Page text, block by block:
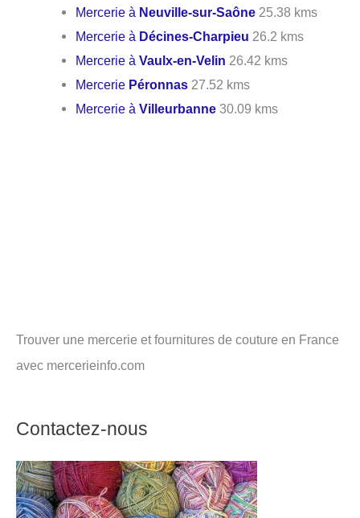
Mercerie à Neuville-sur-Saône 25.38 kms
Mercerie à Décines-Charpieu 26.2 kms
Mercerie àVaulx-en-Velin 26.42 kms
Mercerie Péronnas 27.52 kms
Mercerie àVilleurbanne 30.09 kms
Trouver une mercerie et fournitures de couture en France
avec mercerieinfo.com
Contactez-nous